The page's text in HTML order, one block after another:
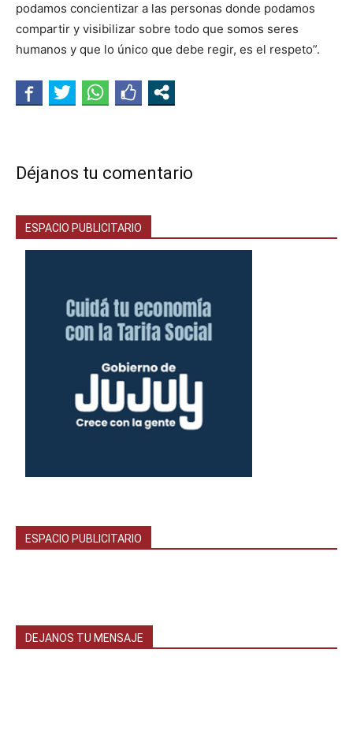
podamos concientizar a las personas donde podamos
compartir y visibilizar sobre todo que somos seres
humanos y que lo único que debe regir, es el respeto”.
Déjanos tu comentario
ESPACIO PUBLICITARIO
ESPACIO PUBLICITARIO
DEJANOS TU MENSAJE